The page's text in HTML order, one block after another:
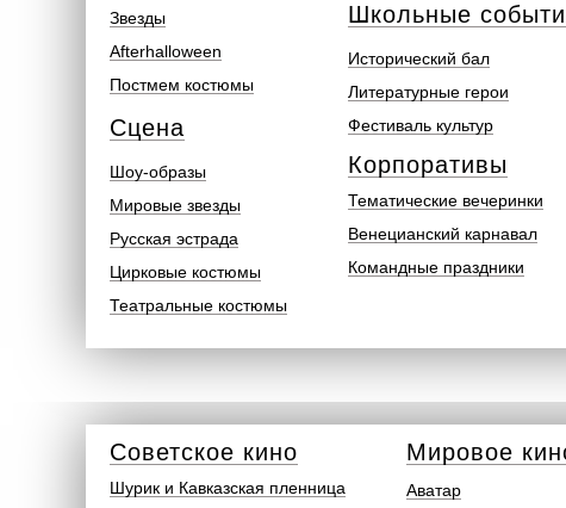
Звезды
Afterhalloween
Постмем костюмы
Сцена
Шоу-образы
Мировые звезды
Русская эстрада
Цирковые костюмы
Театральные костюмы
Школьные
Исторический бал
Литературные герои
Фестиваль культур
Корпоративы
Тематические вечеринки
Венецианский карнавал
Командные праздники
Советское кино
Шурик и Кавказская пленница
Мировое
Аватар